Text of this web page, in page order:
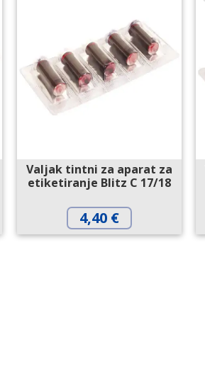
Valjak tintni za aparat za
etiketiranje Blitz C 17/18
4,40 €